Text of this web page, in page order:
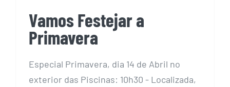
Vamos Festejar a
Primavera
Especial Primavera, dia 14 de Abril no
exterior das Piscinas: 10h30 - Localizada,